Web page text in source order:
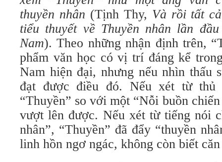
thuyền nhân (Tịnh Thy, Và rồi tất
tiểu thuyết về Thuyền nhân lần
Nam). Theo những nhận định trên,
phẩm văn học có vị trí đáng kể
Nam hiện đại, nhưng nếu nhìn thấu
đạt được điều đó. Nếu xét từ thủ
“Thuyền” so với một “Nỗi buồn
vượt lên được. Nếu xét từ tiếng nói
nhân”, “Thuyền” đã đẩy “thuyền
linh hồn ngơ ngác, không còn biết